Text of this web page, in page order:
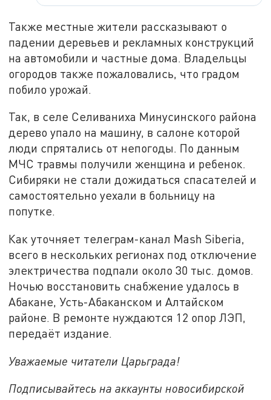
Также местные жители рассказывают о
падении деревьев и рекламных конструкций
на автомобили и частные дома. Владельцы
огородов также пожаловались, что градом
побило урожай.
Так, в селе Селиваниха Минусинского района
дерево упало на машину, в салоне которой
люди спрятались от непогоды. По данным
МЧС травмы получили женщина и ребенок.
Сибиряки не стали дожидаться спасателей и
самостоятельно уехали в больницу на
попутке.
Как уточняет телеграм-канал Mash Siberia,
всего в нескольких регионах под отключение
электричества подпали около 30 тыс. домов.
Ночью восстановить снабжение удалось в
Абакане, Усть-Абаканском и Алтайском
районе. В ремонте нуждаются 12 опор ЛЭП,
передаёт издание.
Уважаемые читатели Царьграда!
Подписывайтесь на аккаунты новосибирской